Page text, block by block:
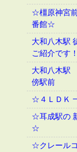
☆橿原神宮
番館☆
大和八木駅
ご紹介です！
大和八木駅
傍駅前
☆４ＬＤＫ
☆耳成駅の
☆
☆クレール